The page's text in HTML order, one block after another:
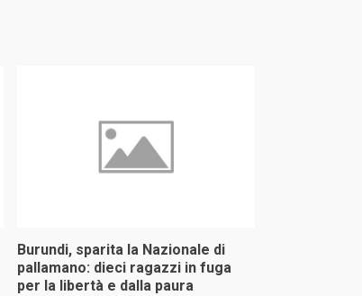
Burundi, sparita la Nazionale di
pallamano: dieci ragazzi in fuga
per la libertà e dalla paura